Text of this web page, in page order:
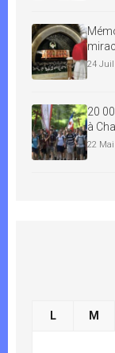
24
20
à
22
L M